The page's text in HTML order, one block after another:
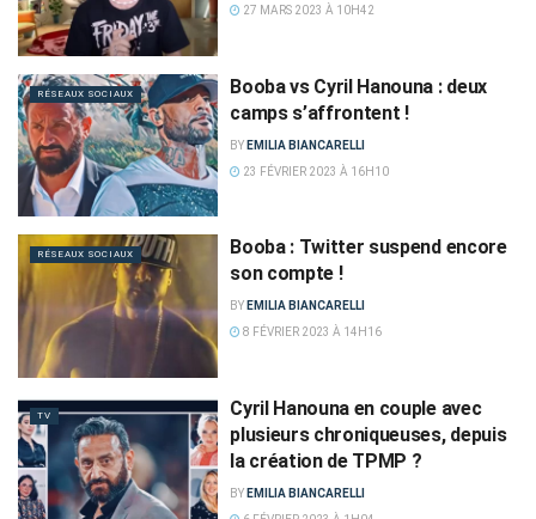
27 MARS 2023 À 10H42
RÉSEAUX SOCIAUX
Booba vs Cyril Hanouna : deux
camps s’affrontent !
BY EMILIA BIANCARELLI
23 FÉVRIER 2023 À 16H10
RÉSEAUX SOCIAUX
Booba : Twitter suspend encore
son compte !
BY EMILIA BIANCARELLI
8 FÉVRIER 2023 À 14H16
TV
Cyril Hanouna en couple avec
plusieurs chroniqueuses, depuis
la création de TPMP ?
BY EMILIA BIANCARELLI